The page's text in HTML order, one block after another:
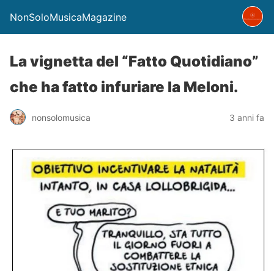
NonSoloMusicaMagazine
La vignetta del “Fatto Quotidiano”
che ha fatto infuriare la Meloni.
nonsolomusica 3 anni fa